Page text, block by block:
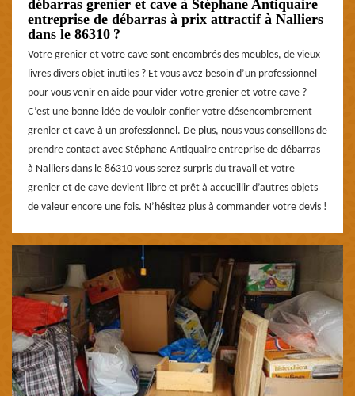
débarras grenier et cave à Stéphane Antiquaire
entreprise de débarras à prix attractif à Nalliers
dans le 86310 ?
Votre grenier et votre cave sont encombrés des meubles, de vieux
livres divers objet inutiles ? Et vous avez besoin d’un professionnel
pour vous venir en aide pour vider votre grenier et votre cave ?
C’est une bonne idée de vouloir confier votre désencombrement
grenier et cave à un professionnel. De plus, nous vous conseillons de
prendre contact avec Stéphane Antiquaire entreprise de débarras
à Nalliers dans le 86310 vous serez surpris du travail et votre
grenier et de cave devient libre et prêt à accueillir d’autres objets
de valeur encore une fois. N’hésitez plus à commander votre devis !